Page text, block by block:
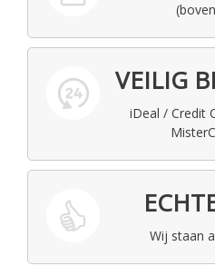
VEILIG
iDeal / Credit
Wij staan